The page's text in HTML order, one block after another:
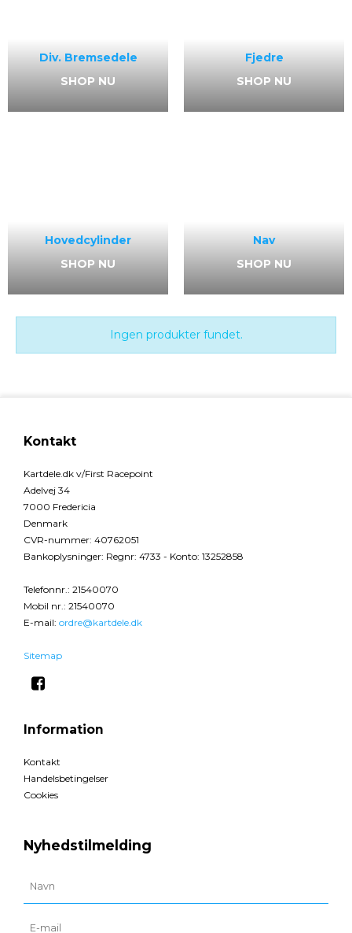
Div. Bremsedele
SHOP NU
Fjedre
SHOP NU
Hovedcylinder
SHOP NU
Nav
SHOP NU
Ingen produkter fundet.
Kontakt
Kartdele.dk v/First Racepoint
Adelvej 34
7000 Fredericia
Denmark
CVR-nummer: 40762051
Bankoplysninger: Regnr: 4733 - Konto: 13252858
Telefonnr. : 21540070
Mobil nr. : 21540070
E-mail: ordre@kartdele.dk
Sitemap
Information
Kontakt
Handelsbetingelser
Cookies
Nyhedstilmelding